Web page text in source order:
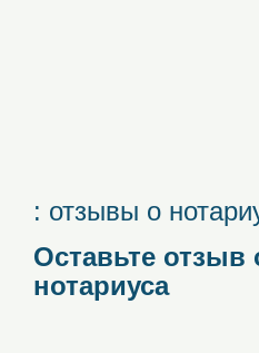
: отзывы о
Оставьте отзыв
нотариуса